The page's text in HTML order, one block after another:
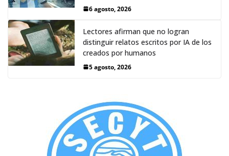
6 agosto, 2026
Lectores afirman que no logran
distinguir relatos escritos por IA de los
creados por humanos
5 agosto, 2026